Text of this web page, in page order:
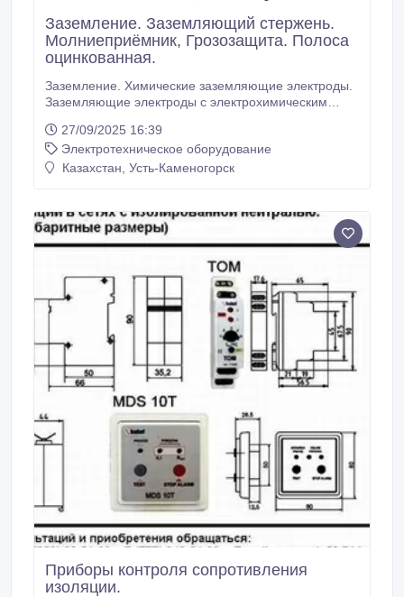
Заземление. Заземляющий стержень.
Молниеприёмник, Грозозащита. Полоса
оцинкованная.
Заземление. Химические заземляющие электроды.
Заземляющие электроды с электрохимическим
Молниеприёмники. Комплектующие для монтажа
молниеприёмников и заземления. Заземление.
Заземляющие стержни. Молниезащита.
27/09/2025 16:39
Электротехническое оборудование
Казахстан, Усть-Каменогорск
Приборы контроля сопротивления
изоляции.